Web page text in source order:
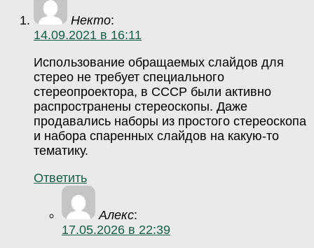
Некто:
14.09.2021 в 16:11
Использование обращаемых слайдов для
стерео не требует специального
стереопроектора, в СССР были активно
распространены стереоскопы. Даже
продавались наборы из простого стереоскопа
и набора спаренных слайдов на какую-то
тематику.
Ответить
Алекс:
17.05.2026 в 22:39